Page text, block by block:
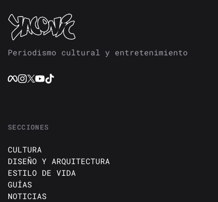
Periodismo cultural y entretenimiento
SECCIONES
CULTURA
DISEÑO Y ARQUITECTURA
ESTILO DE VIDA
GUÍAS
NOTICIAS